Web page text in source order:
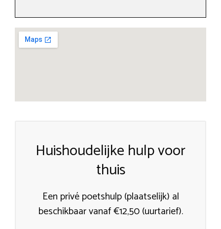
Huishoudelijke hulp voor
thuis
Een privé poetshulp (plaatselijk) al
beschikbaar vanaf €12,50 (uurtarief).